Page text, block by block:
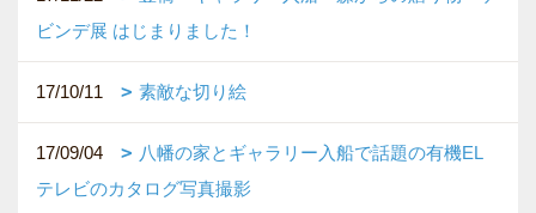
ビンデ展 はじまりました！
17/10/11 素敵な切り絵
17/09/04
八幡の家とギャラリー入船で話題の有機EL
テレビのカタログ写真撮影